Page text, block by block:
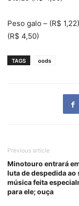
Peso galo – (R$
(R$ 4,50)
TAGS oods
Previous article
Minotouro entrará
luta de despedida ao
música feita
para ele; ouça